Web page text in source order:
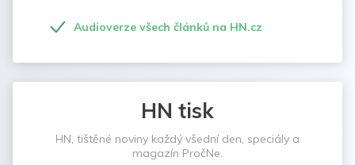
Audioverze všech článků na HN.cz
HN tisk
HN, tištěné noviny každý všední den, speciály a
magazín PročNe.